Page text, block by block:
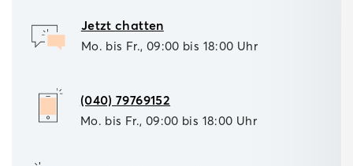
Jetzt chatten
Mo. bis Fr., 09:00 bis 18:00 Uhr
(040) 79769152
Mo. bis Fr., 09:00 bis 18:00 Uhr